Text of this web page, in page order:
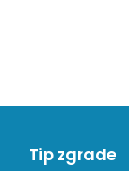
Tip zgrade